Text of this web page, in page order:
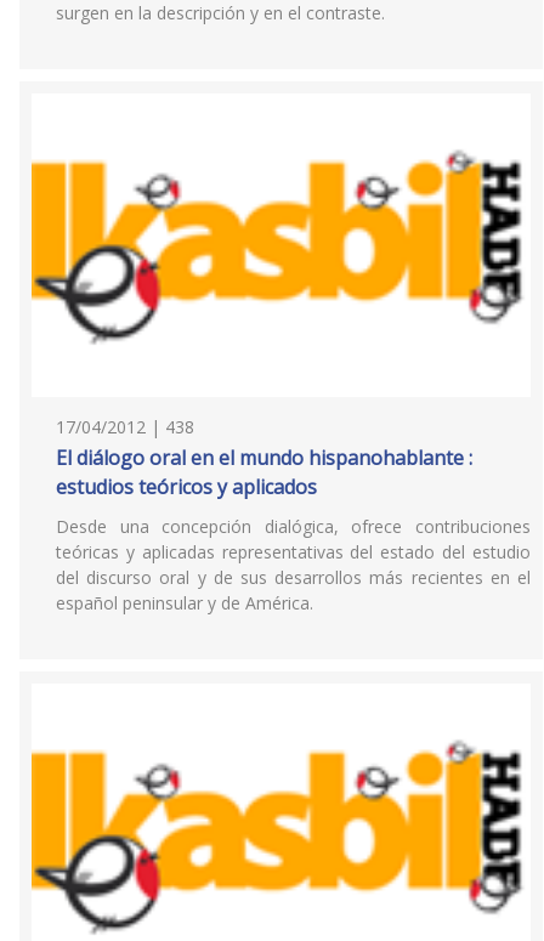
surgen en la descripción y en el contraste.
17/04/2012 | 438
El diálogo oral en el mundo hispanohablante :
estudios teóricos y aplicados
Desde una concepción dialógica, ofrece contribuciones
teóricas y aplicadas representativas del estado del estudio
del discurso oral y de sus desarrollos más recientes en el
español peninsular y de América.